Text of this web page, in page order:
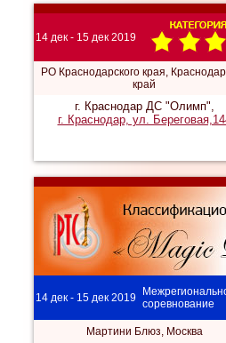
14 дек - 15 дек 2019
РО Краснодарского края,
край
г. Краснодар ДС "Олимп",
г. Краснодар, ул.
14 дек - 15 дек 2019 соревнование
Мартини Блюз, Москва